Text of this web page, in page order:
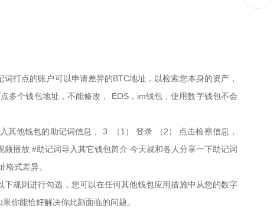
打点的账户可以申请差异的BTC地址，以检索您本身的资产，
多个钱包地址，不能修改， EOS，im钱包，使用数字钱包不会
他钱包的助记词信息， 3. （1） 登录 （2） 点击检察信息，
播放 #助记词导入其它钱包简介 今天就和各人分享一下助记词
式差异。
规则进行勾选，您可以在任何其他钱包应用措施中从您的数字
你能恰好解决你此刻面临的问题。